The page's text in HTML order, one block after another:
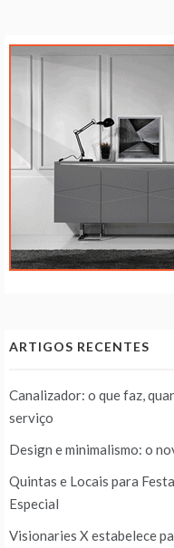
ARTIGOS RECENTES
Canalizador: o que faz,
serviço
Design e minimalismo: o
Quintas e Locais para
Especial
Visionaries X estabelece